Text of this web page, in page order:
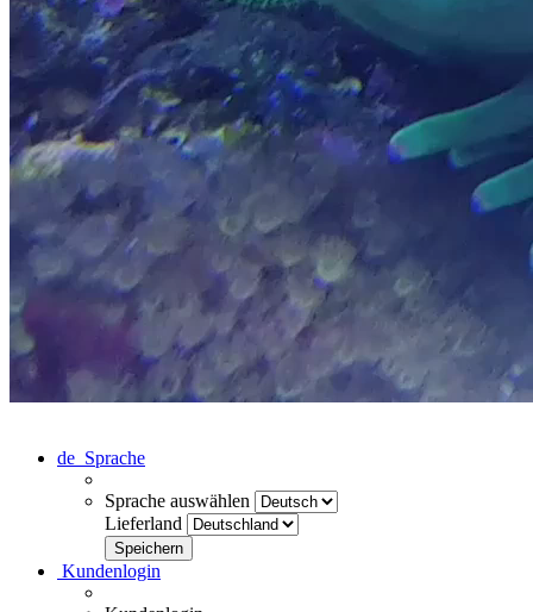
de Sprache
Sprache auswählen
Lieferland
Kundenlogin